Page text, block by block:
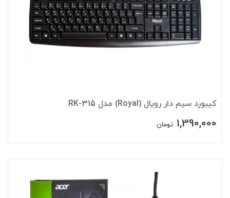
کیبورد سیم دار رویال (Royal) مدل RK-315
1,390,000 تومان